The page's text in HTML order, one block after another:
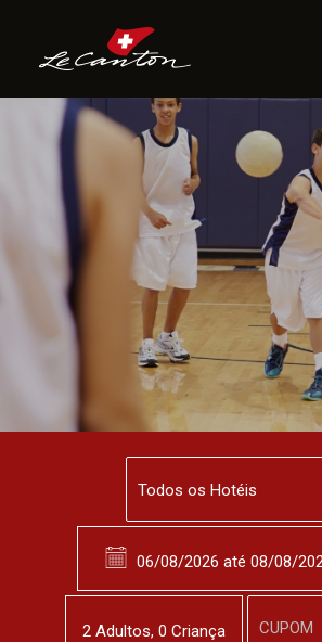
Atividades
Bola e/ou
2 Adultos, 0 Criança